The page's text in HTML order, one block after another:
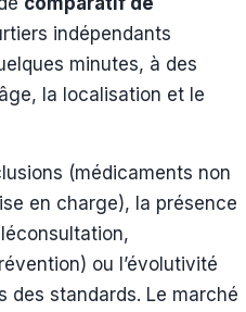
indépendants
minutes, à des
la localisation et le
(médicaments non
en charge), la présence
ou l’évolutivité
des standards. Le marché